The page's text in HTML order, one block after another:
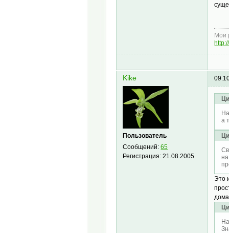
Мои
Kike
Пользователь
Сообщений:65
Регистрация:21.08.2005
а
Это